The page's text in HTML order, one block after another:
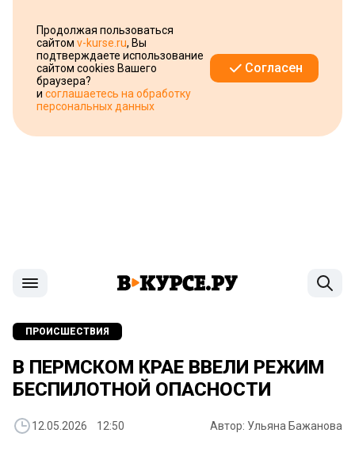
Продолжая пользоваться
сайтом v-kurse.ru, Вы
подтверждаете использование
сайтом cookies Вашего
браузера?
и соглашаетесь на обработку
персональных данных
Согласен
ПРОИСШЕСТВИЯ
В ПЕРМСКОМ КРАЕ ВВЕЛИ РЕЖИМ
БЕСПИЛОТНОЙ ОПАСНОСТИ
12.05.2026 12:50 Автор: Ульяна Бажанова